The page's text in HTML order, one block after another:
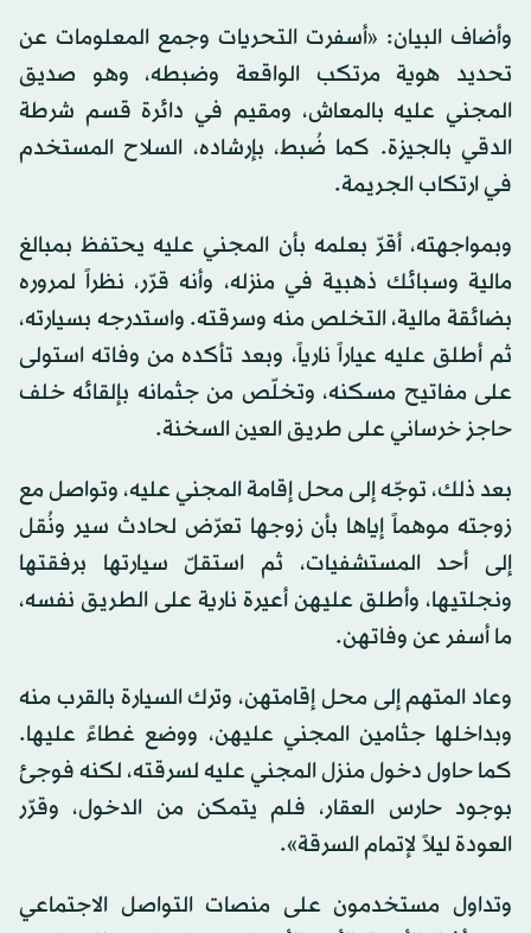
وأضاف البيان: «أسفرت التحريات وجمع المعلومات عن
تحديد هوية مرتكب الواقعة وضبطه، وهو صديق
المجني عليه بالمعاش، ومقيم في دائرة قسم شرطة
الدقي بالجيزة. كما ضُبط، بإرشاده، السلاح المستخدم
في ارتكاب الجريمة.
وبمواجهته، أقرّ بعلمه بأن المجني عليه يحتفظ بمبالغ
مالية وسبائك ذهبية في منزله، وأنه قرّر، نظراً لمروره
بضائقة مالية، التخلص منه وسرقته. واستدرجه بسيارته،
ثم أطلق عليه عياراً نارياً، وبعد تأكده من وفاته استولى
على مفاتيح مسكنه، وتخلّص من جثمانه بإلقائه خلف
حاجز خرساني على طريق العين السخنة.
بعد ذلك، توجّه إلى محل إقامة المجني عليه، وتواصل مع
زوجته موهماً إياها بأن زوجها تعرّض لحادث سير ونُقل
إلى أحد المستشفيات، ثم استقلّ سيارتها برفقتها
ونجلتيها، وأطلق عليهن أعيرة نارية على الطريق نفسه،
ما أسفر عن وفاتهن.
وعاد المتهم إلى محل إقامتهن، وترك السيارة بالقرب منه
وبداخلها جثامين المجني عليهن، ووضع غطاءً عليها.
كما حاول دخول منزل المجني عليه لسرقته، لكنه فوجئ
بوجود حارس العقار، فلم يتمكن من الدخول، وقرّر
العودة ليلاً لإتمام السرقة».
وتداول مستخدمون على منصات التواصل الاجتماعي